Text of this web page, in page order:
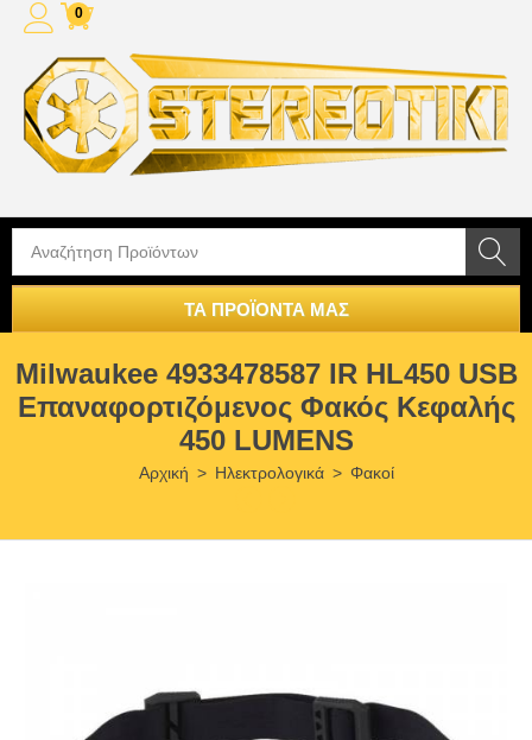
0
ΤΑ ΠΡΟΪΟΝΤΑ ΜΑΣ
Milwaukee 4933478587 IR HL450 USB
Επαναφορτιζόμενος Φακός Κεφαλής
450 LUMENS
Αρχική > Ηλεκτρολογικά > Φακοί